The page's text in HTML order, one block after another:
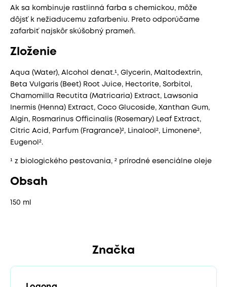
Ak sa kombinuje rastlinná farba s chemickou, môže
dôjsť k nežiaducemu zafarbeniu. Preto odporúčame
zafarbiť najskôr skúšobný prameň.
Zloženie
Aqua (Water), Alcohol denat.¹, Glycerin, Maltodextrin,
Beta Vulgaris (Beet) Root Juice, Hectorite, Sorbitol,
Chamomilla Recutita (Matricaria) Extract, Lawsonia
Inermis (Henna) Extract, Coco Glucoside, Xanthan Gum,
Algin, Rosmarinus Officinalis (Rosemary) Leaf Extract,
Citric Acid, Parfum (Fragrance)², Linalool², Limonene²,
Eugenol².
¹ z biologického pestovania, ² prírodné esenciálne oleje
Obsah
150 ml
Značka